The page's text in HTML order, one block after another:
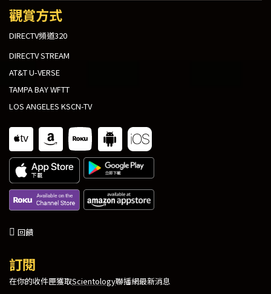
觀賞方式
DIRECTV頻道320
DIRECTV STREAM
AT&T U-VERSE
TAMPA BAY WFTT
LOS ANGELES KSCN-TV
回饋
訂閱
在你的收件匣獲取Scientology聯播網最新消息